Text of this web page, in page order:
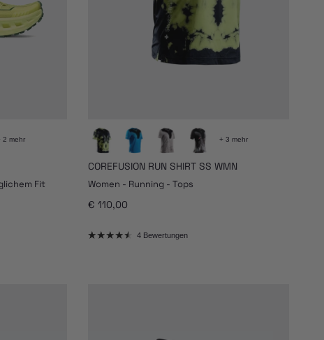
2 mehr
Fit
+ 3 mehr
COREFUSION RUN SHIRT SS WMN
Women - Running - Tops
Normaler Preis
€ 110,00
4 Bewertungen